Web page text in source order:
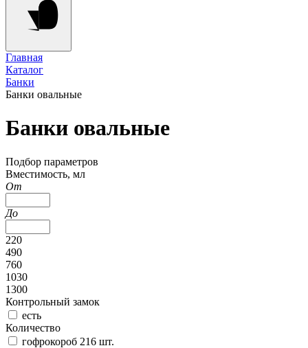
Главная
Каталог
Банки
Банки овальные
Банки овальные
Подбор параметров
Вместимость, мл
От
До
220
490
760
1030
1300
Контрольный замок
есть
Количество
гофрокороб 216 шт.